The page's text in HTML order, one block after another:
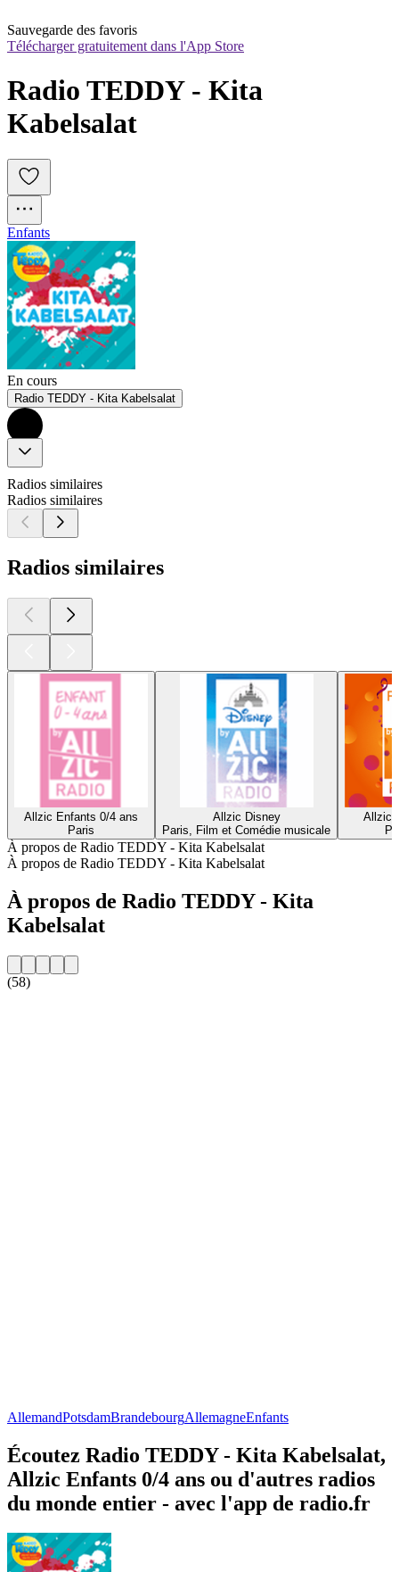
Sauvegarde des favoris
Télécharger gratuitement dans l'App Store
Radio TEDDY - Kita
Kabelsalat
Enfants
En cours
Radio TEDDY - Kita Kabelsalat
Radios similaires
Radios similaires
Radios similaires
Allzic Enfants 0/4 ans
Paris
Allzic Disney
Paris, Film et Comédie musicale
Allzic
À propos de Radio TEDDY - Kita Kabelsalat
À propos de Radio TEDDY - Kita Kabelsalat
À propos de Radio TEDDY - Kita
Kabelsalat
(58)
AllemandPotsdamBrandebourgAllemagneEnfants
Écoutez Radio TEDDY - Kita Kabelsalat,
Allzic Enfants 0/4 ans ou d'autres radios
du monde entier - avec l'app de radio.fr